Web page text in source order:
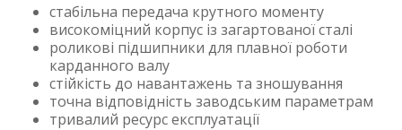
стабільна передача крутного моменту
високоміцний корпус із загартованої сталі
роликові підшипники для плавної роботи
карданного валу
стійкість до навантажень та зношування
точна відповідність заводським параметрам
тривалий ресурс експлуатації